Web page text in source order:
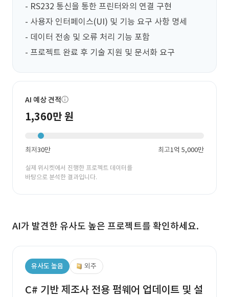
- RS232 통신을 통한 프린터와의 연결 구현
- 사용자 인터페이스(UI) 및 기능 요구 사항 명세
- 데이터 전송 및 오류 처리 기능 포함
- 프로젝트 완료 후 기술 지원 및 문서화 요구
AI 예상 견적
1,360만 원
최저30만 최고1억 5,000만
실제 위시켓에서 진행한 프로젝트 데이터를
바탕으로 분석한 결과입니다.
AI가 발견한 유사도 높은 프로젝트를 확인하세요.
유사도 높음 외주
C# 기반 제조사 전용 펌웨어 업데이트 및 설